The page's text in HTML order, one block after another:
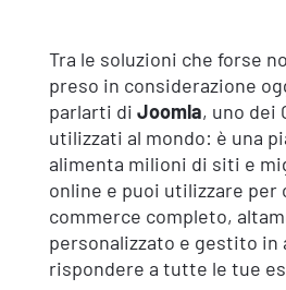
Tra le soluzioni che forse
preso in considerazione
parlarti di Joomla, uno dei
utilizzati al mondo: è una
alimenta milioni di siti e
online e puoi utilizzare per
commerce completo,
personalizzato e gestito in
rispondere a tutte le tue